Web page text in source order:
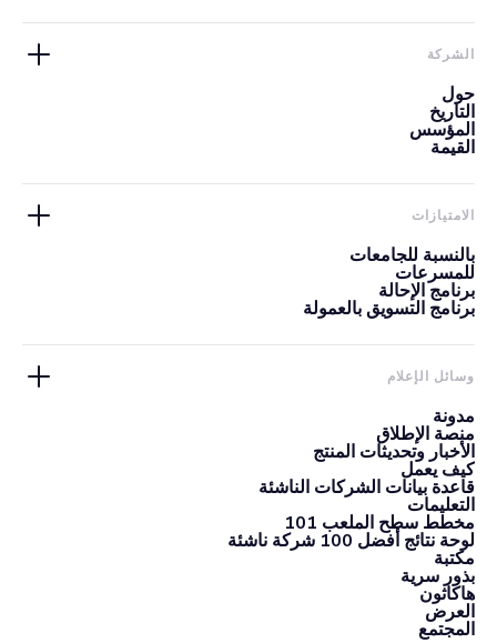
الشركة
حول
التاريخ
المؤسس
القيمة
الامتيازات
بالنسبة للجامعات
للمسرعات
برنامج الإحالة
برنامج التسويق بالعمولة
وسائل الإعلام
مدونة
منصة الإطلاق
الأخبار وتحديثات المنتج
كيف يعمل
قاعدة بيانات الشركات الناشئة
التعليمات
مخطط سطح الملعب 101
لوحة نتائج أفضل 100 شركة ناشئة
مكتبة
بذور سرية
هاكاثون
العرض
المجتمع